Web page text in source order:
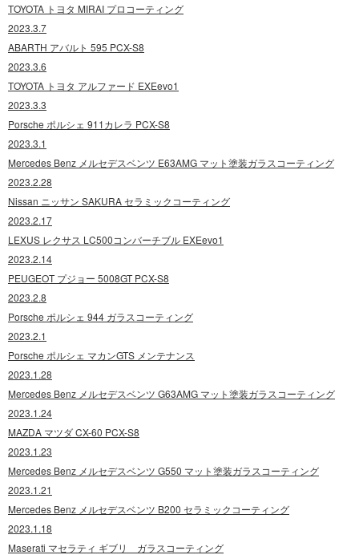
TOYOTA トヨタ MIRAI プロコーティング
2023.3.7
ABARTH アバルト 595 PCX-S8
2023.3.6
TOYOTA トヨタ アルファード EXEevo1
2023.3.3
Porsche ポルシェ 911カレラ PCX-S8
2023.3.1
Mercedes Benz メルセデスベンツ E63AMG マット塗装ガラスコーティング
2023.2.28
Nissan ニッサン SAKURA セラミックコーティング
2023.2.17
LEXUS レクサス LC500コンバーチブル EXEevo1
2023.2.14
PEUGEOT プジョー 5008GT PCX-S8
2023.2.8
Porsche ポルシェ 944 ガラスコーティング
2023.2.1
Porsche ポルシェ マカンGTS メンテナンス
2023.1.28
Mercedes Benz メルセデスベンツ G63AMG マット塗装ガラスコーティング
2023.1.24
MAZDA マツダ CX-60 PCX-S8
2023.1.23
Mercedes Benz メルセデスベンツ G550 マット塗装ガラスコーティング
2023.1.21
Mercedes Benz メルセデスベンツ B200 セラミックコーティング
2023.1.18
Maserati マセラティ ギブリ ガラスコーティング